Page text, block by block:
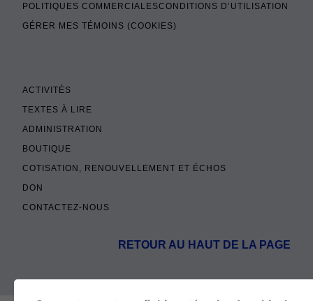
POLITIQUES COMMERCIALESCONDITIONS D’UTILISATION
GÉRER MES TÉMOINS (COOKIES)
ACTIVITÉS
TEXTES À LIRE
ADMINISTRATION
BOUTIQUE
COTISATION, RENOUVELLEMENT ET ÉCHOS
DON
CONTACTEZ-NOUS
RETOUR AU HAUT DE LA PAGE